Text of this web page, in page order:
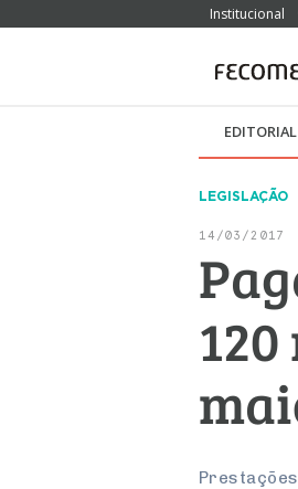
Institucional
EDITORIAL
LEGISLAÇÃO
14/03/2017